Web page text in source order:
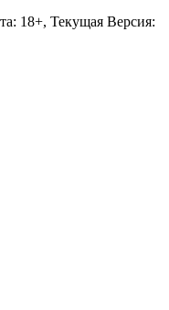
18+, Текущая Версия: